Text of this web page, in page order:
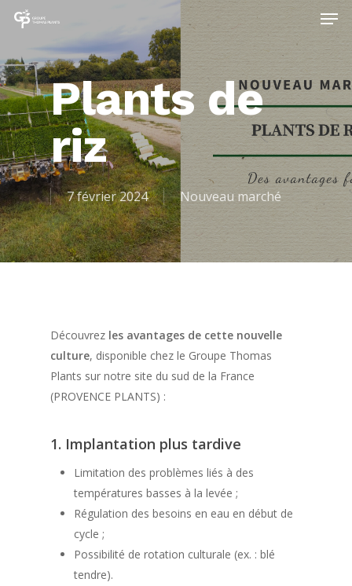
Plants de
riz
7 février 2024 Nouveau marché
Découvrez les avantages de cette nouvelle
culture, disponible chez le Groupe Thomas
Plants sur notre site du sud de la France
(PROVENCE PLANTS) :
1. Implantation plus tardive
Limitation des problèmes liés à des
températures basses à la levée ;
Régulation des besoins en eau en début de
cycle ;
Possibilité de rotation culturale (ex. : blé
tendre).